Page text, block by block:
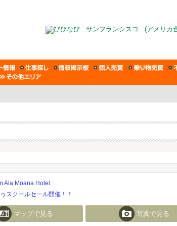
Ala Moana Hotel
スクールセール開催！！
マップで見る 写真で見る